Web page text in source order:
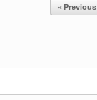
« Previous